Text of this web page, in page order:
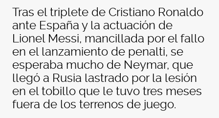
Tras el triplete de Cristiano Ronaldo
ante España y la actuación de
Lionel Messi, mancillada por el fallo
en el lanzamiento de penalti, se
esperaba mucho de Neymar, que
llegó a Rusia lastrado por la lesión
en el tobillo que le tuvo tres meses
fuera de los terrenos de juego.